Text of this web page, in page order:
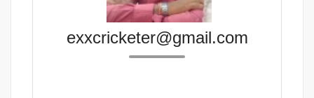
exxcricketer@gmail.com